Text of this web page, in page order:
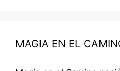
MAGIA EN EL